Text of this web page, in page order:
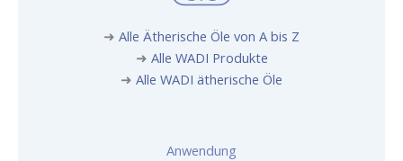
➜ Alle Ätherische Öle von A bis Z
➜ Alle WADI Produkte
➜ Alle WADI ätherische Öle
Anwendung